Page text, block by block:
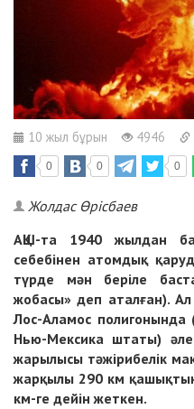
10 жыл бұрын 4946
0 0 0
Жолдас Өрісбаев
АҚШ-та 1940 жылдан
себебінен атомдық
түрде мән беріле
жобасы» деп аталған).
Лос-Аламос
Нью-Мексика штаты)
жарылысы тәжірибелік
жарқылы 290 км
км-ге дейін жеткен.